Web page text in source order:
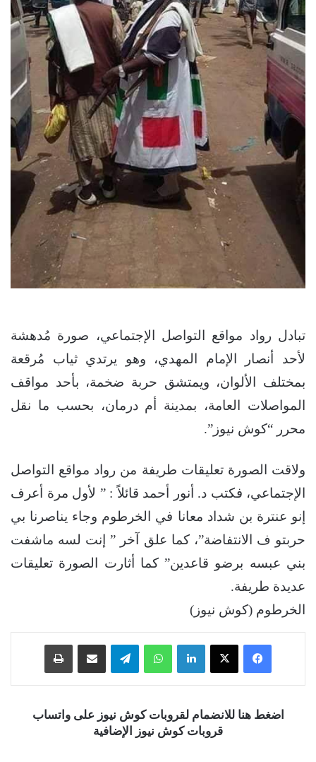
تبادل رواد مواقع التواصل الإجتماعي، صورة مُدهشة
لأحد أنصار الإمام المهدي، وهو يرتدي ثياب مُرقعة
بمختلف الألوان، ويمتشق حربة ضخمة، بأحد مواقف
المواصلات العامة، بمدينة أم درمان، بحسب ما نقل
محرر “كوش نيوز”.
ولاقت الصورة تعليقات طريفة من رواد مواقع التواصل
الإجتماعي، فكتب د. أنور أحمد قائلاً : ” لأول مرة أعرف
إنو عنترة بن شداد معانا في الخرطوم وجاء يناصرنا بي
حربتو ف الانتفاضة”، كما علق آخر ” إنت لسه ماشفت
بني عبسه برضو قاعدين” كما أثارت الصورة تعليقات
عديدة طريفة.
الخرطوم (كوش نيوز)
فيسبوك ‫X لينكدإن واتساب تيلقرام
اضغط هنا للانضمام لقروبات كوش نيوز على واتساب
قروبات كوش نيوز الإضافية